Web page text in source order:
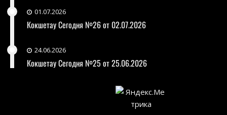
01.07.2026
Кокшетау Сегодня №26 от 02.07.2026
24.06.2026
Кокшетау Сегодня №25 от 25.06.2026